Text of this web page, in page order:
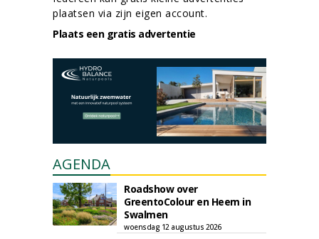
plaatsen via zijn eigen account.
Plaats een gratis advertentie
AGENDA
Roadshow over
GreentoColour en Heem in
Swalmen
woensdag 12 augustus 2026